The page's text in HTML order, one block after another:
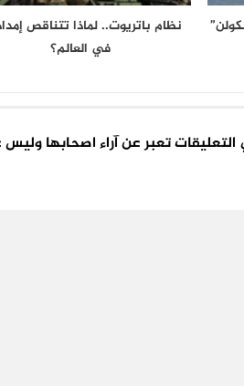
نظام باتريوت.. لماذا تتناقص
في العالم؟
التعليقات تعبر عن آراء اصحابها